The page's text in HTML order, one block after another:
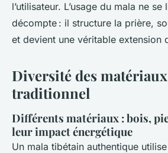
l’utilisateur. L’usage du mala ne
décompte : il structure la prière,
et devient une véritable extension
Diversité des
traditionnel
Différents matériaux : bois,
leur impact énergétique
Un mala tibétain authentique